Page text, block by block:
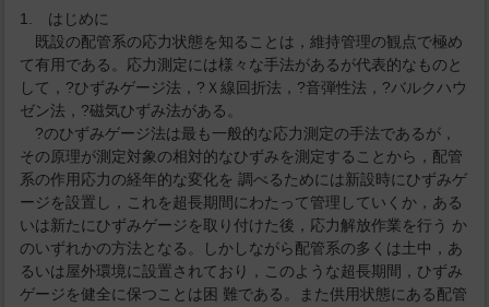
1. はじめに
既設の配管系の応力状態を知ることは，維持管理の観点で極め
て有用である。応力測定には様々な手法があるが代表的なものと
して，?ひずみゲージ法，?Ｘ線回折法，?音弾性法，?バルクハウ
ゼン法，?磁気ひずみ法がある。
?のひずみゲージ法は最も一般的な応力測定の手法であるが，
その原理が測定対象の相対的なひずみを測定することから，配管
系の作用応力の経年的な変化を 調べるためには新設時にひずみゲ
ージを設置し，これを超長期間にわたって管理していくか，ある
いは新たにひずみゲージを取り付けた後，応力解放作業を行う か
のいずれかの方法となる。しかしながら配管系の多くは土中，あ
るいは屋外環境に設置されており，このような超長期間，ひずみ
ゲージを健全に保つことは困 難である。また供用状態にある配管